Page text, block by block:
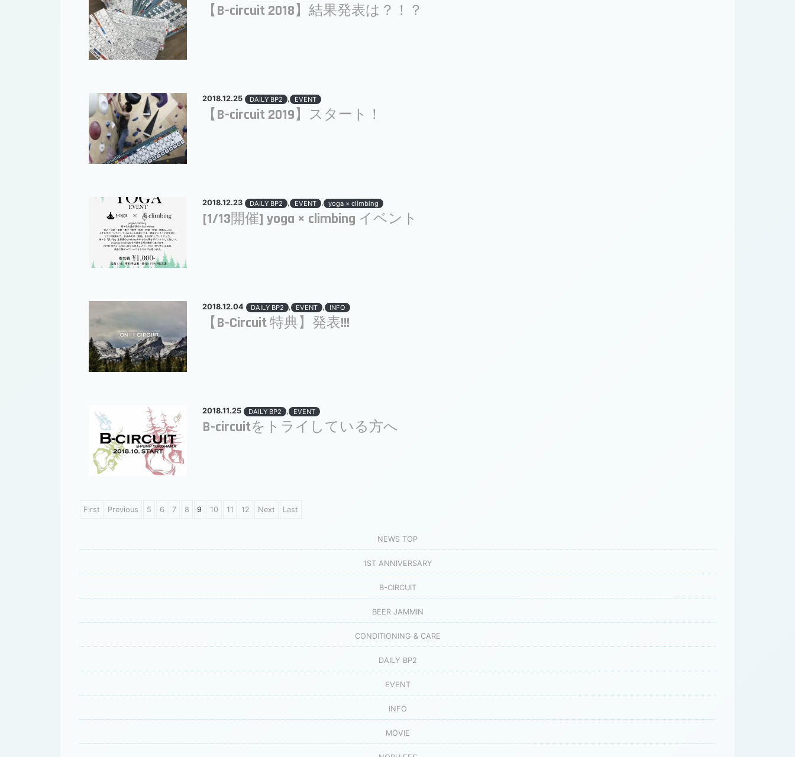
【B-circuit 2018】結果発表は？！？
2018.12.25 DAILY BP2 , EVENT
【B-circuit 2019】スタート！
2018.12.23 DAILY BP2 , EVENT , yoga × climbing
[1/13開催] yoga × climbing イベント
2018.12.04 DAILY BP2 , EVENT , INFO
【B-Circuit 特典】発表!!!
2018.11.25 DAILY BP2 , EVENT
B-circuitをトライしている方へ
First Previous 5 6 7 8 9 10 11 12 Next Last
NEWS TOP
1ST ANNIVERSARY
B-CIRCUIT
BEER JAMMIN
CONDITIONING & CARE
DAILY BP2
EVENT
INFO
MOVIE